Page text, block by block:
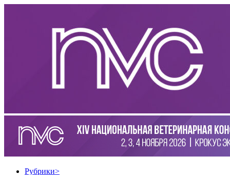
Рубрики>